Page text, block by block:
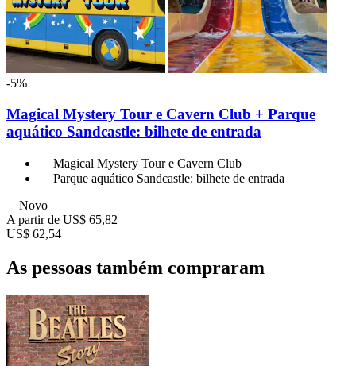
-5%
Magical Mystery Tour e Cavern Club + Parque
aquático Sandcastle: bilhete de entrada
Magical Mystery Tour e Cavern Club
Parque aquático Sandcastle: bilhete de entrada
Novo
A partir de US$ 65,82
US$ 62,54
As pessoas também compraram